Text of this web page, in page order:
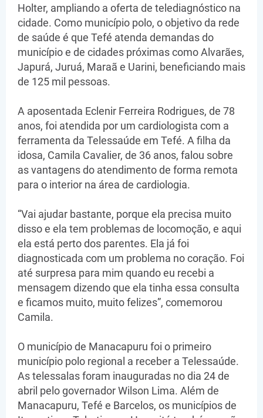
Holter, ampliando a oferta de telediagnóstico na
cidade. Como município polo, o objetivo da rede
de saúde é que Tefé atenda demandas do
município e de cidades próximas como Alvarães,
Japurá, Juruá, Maraã e Uarini, beneficiando mais
de 125 mil pessoas.
A aposentada Eclenir Ferreira Rodrigues, de 78
anos, foi atendida por um cardiologista com a
ferramenta da Telessaúde em Tefé. A filha da
idosa, Camila Cavalier, de 36 anos, falou sobre
as vantagens do atendimento de forma remota
para o interior na área de cardiologia.
“Vai ajudar bastante, porque ela precisa muito
disso e ela tem problemas de locomoção, e aqui
ela está perto dos parentes. Ela já foi
diagnosticada com um problema no coração. Foi
até surpresa para mim quando eu recebi a
mensagem dizendo que ela tinha essa consulta
e ficamos muito, muito felizes”, comemorou
Camila.
O município de Manacapuru foi o primeiro
município polo regional a receber a Telessaúde.
As telessalas foram inauguradas no dia 24 de
abril pelo governador Wilson Lima. Além de
Manacapuru, Tefé e Barcelos, os municípios de